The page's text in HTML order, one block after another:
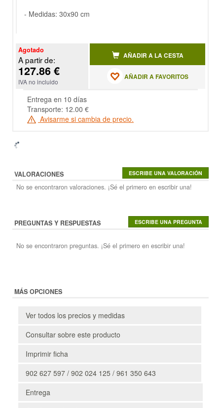
- Medidas: 30x90 cm
Agotado
A partir de:
127.86 €
IVA no incluido
AÑADIR A LA CESTA
AÑADIR A FAVORITOS
Entrega en 10 días
Transporte: 12.00 €
Avisarme si cambia de precio.
VALORACIONES
No se encontraron valoraciones. ¡Sé el primero en escribir una!
PREGUNTAS Y RESPUESTAS
No se encontraron preguntas. ¡Sé el primero en escribir una!
MÁS OPCIONES
Ver todos los precios y medidas
Consultar sobre este producto
Imprimir ficha
902 627 597 / 902 024 125 / 961 350 643
Entrega